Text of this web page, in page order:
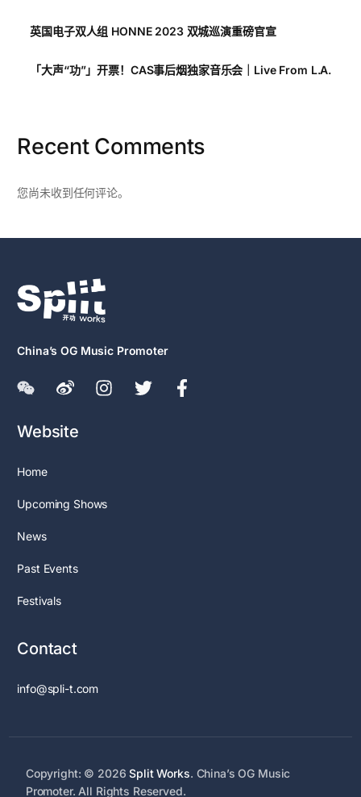
英国电子双人组 HONNE 2023 双城巡演重磅官宣
「大声“功”」开票！CAS事后烟独家音乐会｜Live From L.A.
Recent Comments
您尚未收到任何评论。
China’s OG Music Promoter
Website
Home
Upcoming Shows
News
Past Events
Festivals
Contact
info@spli-t.com
Copyright: © 2026Split Works. China’s OG Music
Promoter. All Rights Reserved.